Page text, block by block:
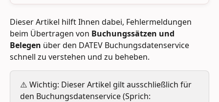
Dieser Artikel hilft Ihnen dabei, Fehlermeldungen
beim Übertragen von Buchungssätzen und
Belegen über den DATEV Buchungsdatenservice
schnell zu verstehen und zu beheben.
⚠️ Wichtig: Dieser Artikel gilt ausschließlich für
den Buchungsdatenservice (Sprich: